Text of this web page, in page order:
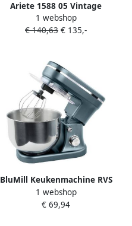
Ariete 1588 05 Vintage
keukenmachine 5.5 liter 3
accessoires 2400 Watt 7
1 webshop
€ 140,63 € 135,-
BluMill Keukenmachine RVS
6 Snelheden
Keukenmachine met kom 5
1 webshop
€ 69,94